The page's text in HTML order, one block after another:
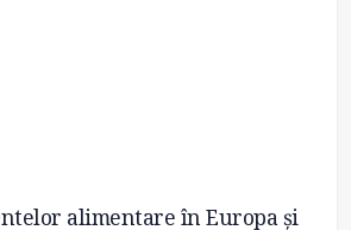
alimentare în Europa și